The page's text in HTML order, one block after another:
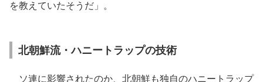
を教えていたそうだ」。
北朝鮮流・ハニートラップの技術
ソ連に影響されたのか、北朝鮮も独自のハニートラップ